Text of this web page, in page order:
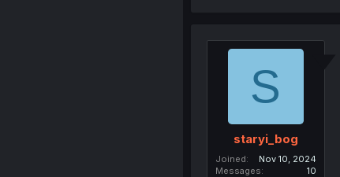
S
staryi_bog
Joined
Nov 10, 2024
Messages
10